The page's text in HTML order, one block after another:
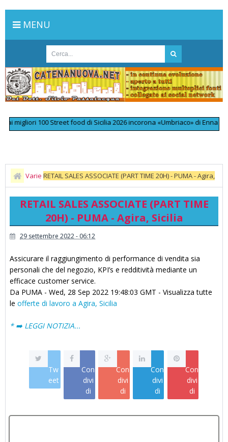
MENU
100 Street food di Sicilia 2026 incorona «Umbriaco» di Enna >>
Varie RETAIL SALES ASSOCIATE (PART TIME 20H) - PUMA - Agira,
Sicilia
RETAIL SALES ASSOCIATE (PART TIME
20H) - PUMA - Agira, Sicilia
29 settembre 2022 - 06:12
Assicurare il raggiungimento di performance di vendita sia
personali che del negozio, KPI’s e redditività mediante un
efficace customer service.
Da PUMA - Wed, 28 Sep 2022 19:48:03 GMT - Visualizza tutte
le offerte di lavoro a Agira, Sicilia
* ➡️ LEGGI NOTIZIA...
Tw
eet
Con
divi
di
Con
divi
di
Con
divi
di
Con
divi
di